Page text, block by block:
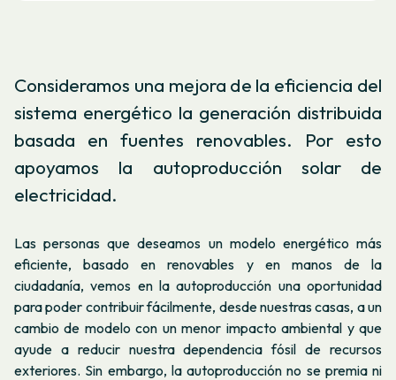
Consideramos una mejora de la eficiencia del
sistema energético la generación distribuida
basada en fuentes renovables. Por esto
apoyamos la autoproducción solar de
electricidad.
Las personas que deseamos un modelo energético más
eficiente, basado en renovables y en manos de la
ciudadanía, vemos en la autoproducción una oportunidad
para poder contribuir fácilmente, desde nuestras casas, a un
cambio de modelo con un menor impacto ambiental y que
ayude a reducir nuestra dependencia fósil de recursos
exteriores. Sin embargo, la autoproducción no se premia ni